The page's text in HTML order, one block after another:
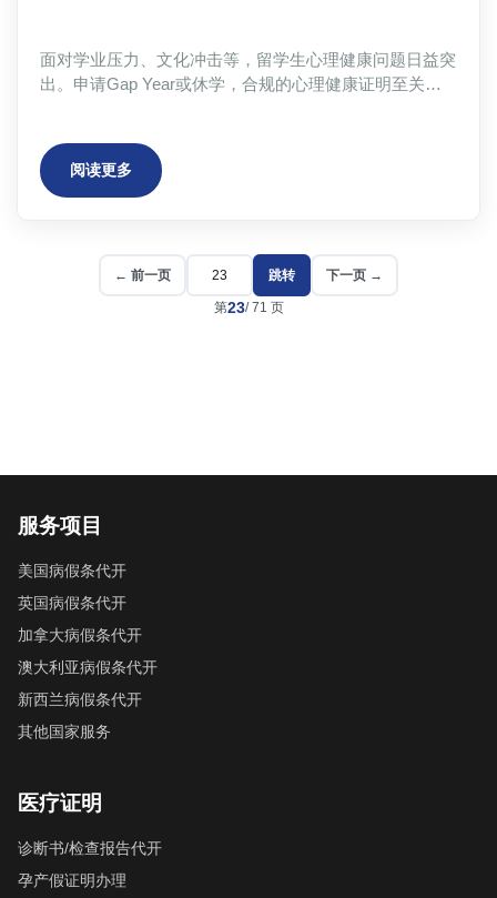
面对学业压力、文化冲击等，留学生心理健康问题日益突
出。申请Gap Year或休学，合规的心理健康证明至关重
AtheClinic提供的真实、正规、可查验的医疗证明服务，
解决留学生申请难题。文章涵盖申请流程、材料准备、常
阅读更多
← 前一页 跳转 下一页 →
第23/71 页
服务项目
美国病假条代开
英国病假条代开
加拿大病假条代开
澳大利亚病假条代开
新西兰病假条代开
其他国家服务
医疗证明
诊断书/检查报告代开
孕产假证明办理